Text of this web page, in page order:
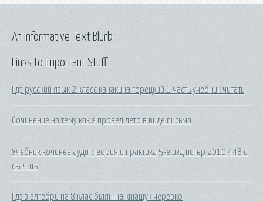
Links to Important Stuff
Гдз русский язык 2 класс канакина горецкий 1 часть учебник читать
Сочинение на тему как я провел лето в виде письма
Учебник кочинев аудит:теория и практика 5-е изд питер 2010 448 с
скачать
Гдз з алгебри на 8 клас біляніна кінащук черевко
An Informative Text Blurb